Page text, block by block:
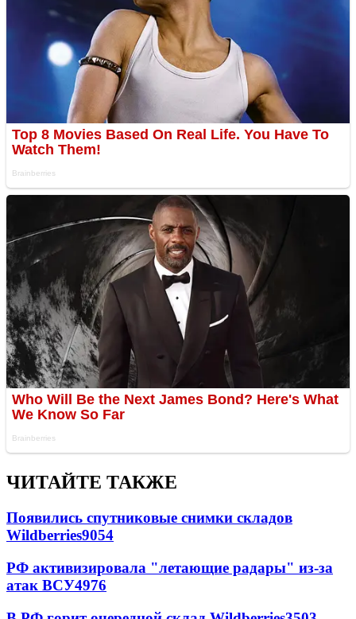
ЧИТАЙТЕ ТАКЖЕ
Появились спутниковые снимки складов
Wildberries9054
РФ активизировала "летающие радары" из-за
атак ВСУ4976